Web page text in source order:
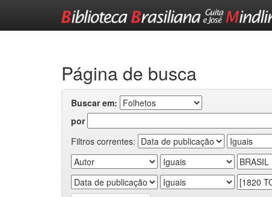
Página de busca
Buscar em:
por
Filtros correntes: